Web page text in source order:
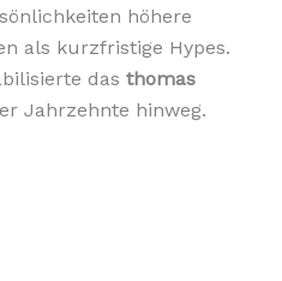
höhere
als kurzfristige Hypes.
das thomas
Jahrzehnte hinweg.